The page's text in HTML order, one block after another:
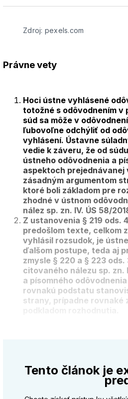
Zdroj: pexels.com
Právne vety
Hoci ústne vyhlásené
totožné s odôvodnením v
súd sa môže v
ľubovoľne odchýliť od
vyhlásení. Ústavne
vedie k záveru, že od
ústneho odôvodnenia a
aspektoch
zásadným argumentom
ktoré boli základom pre
zhodné v ústnom
nález sp. zn. IV. ÚS 58/
Z ustanovenia § 219 ods.
predošlom texte, celkom
vyhlásil rozsudok, je
ďalšom postupe, teda aj
zmysle § 220 a § 223
citovaného nálezu sp. zn.
a písomného
rovnakú podstatu
strany, prípadne rovnaké
Tento článok je